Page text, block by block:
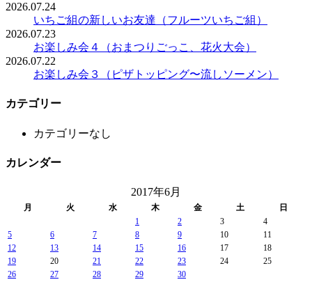
2026.07.24
いちご組の新しいお友達（フルーツいちご組）
2026.07.23
お楽しみ会４（おまつりごっこ、花火大会）
2026.07.22
お楽しみ会３（ピザトッピング〜流しソーメン）
カテゴリー
カテゴリーなし
カレンダー
2017年6月
月 火 水 木 金 土
日
1
2 3
4
5
6 7 8 9 10
11
12
13 14 15 16 17
18
19
20 21 22 23 24
25
26
27 28 29 30